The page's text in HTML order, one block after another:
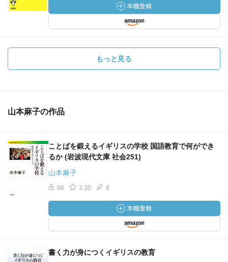
もっと見る
山本麻子の作品
ことばを鍛えるイギリスの学校 国語教育で何ができ
るか (岩波現代文庫 社会251)
山本麻子
86 3.30 8
書く力が身につくイギリスの教育